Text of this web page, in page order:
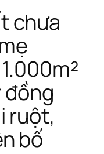
chưa
đồng
ruột,
bố